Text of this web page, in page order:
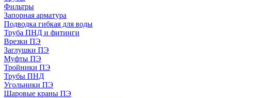
Фильтры
Запорная арматура
Подводка гибкая для воды
Труба ПНД и фитинги
Врезки ПЭ
Заглушки ПЭ
Муфты ПЭ
Тройники ПЭ
Трубы ПНД
Угольники ПЭ
Шаровые краны ПЭ